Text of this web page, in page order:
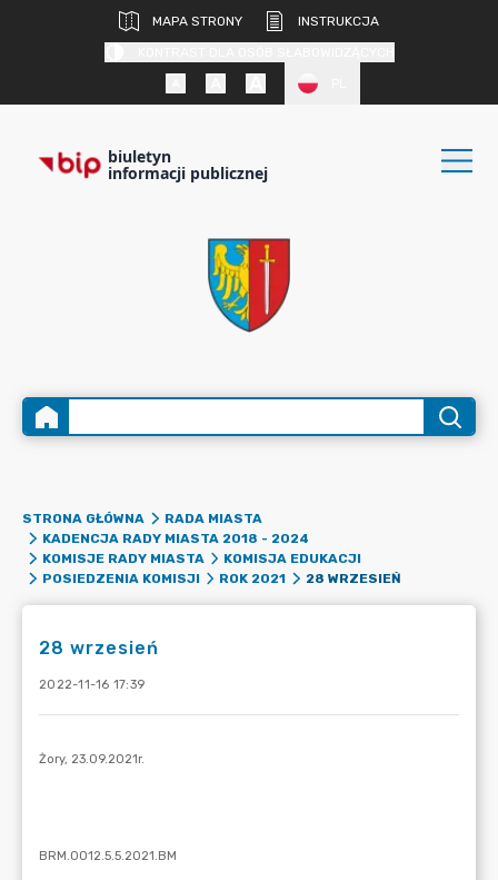
MAPA STRONY
INSTRUKCJA
biuletyn
informacji publicznej
STRONA GŁÓWNA
RADA MIASTA
KADENCJA RADY MIASTA 2018 - 2024
KOMISJE RADY MIASTA
KOMISJA EDUKACJI
POSIEDZENIA KOMISJI
ROK 2021 28 WRZESIEŃ
28 wrzesień
2022-11-16 17:39